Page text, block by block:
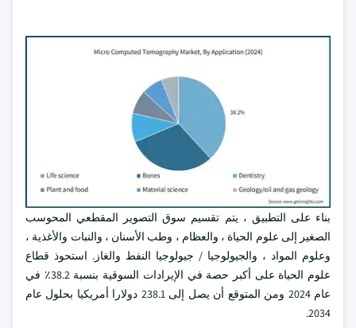
بناء على التطبيق ، يتم تقسيم سوق التصوير المقطعي المحوسب
الصغير إلى علوم الحياة ، والعظام ، وطب الأسنان ، والنبات والأغذية ،
وعلوم المواد ، والجيولوجيا / جيولوجيا النفط والغاز. استحوذ قطاع
علوم الحياة على أكبر حصة في الإيرادات السوقية بنسبة 38.2٪ في
عام 2024 ومن المتوقع أن يصل إلى 238.1 دولارا أمريكيا بحلول عام
2034.